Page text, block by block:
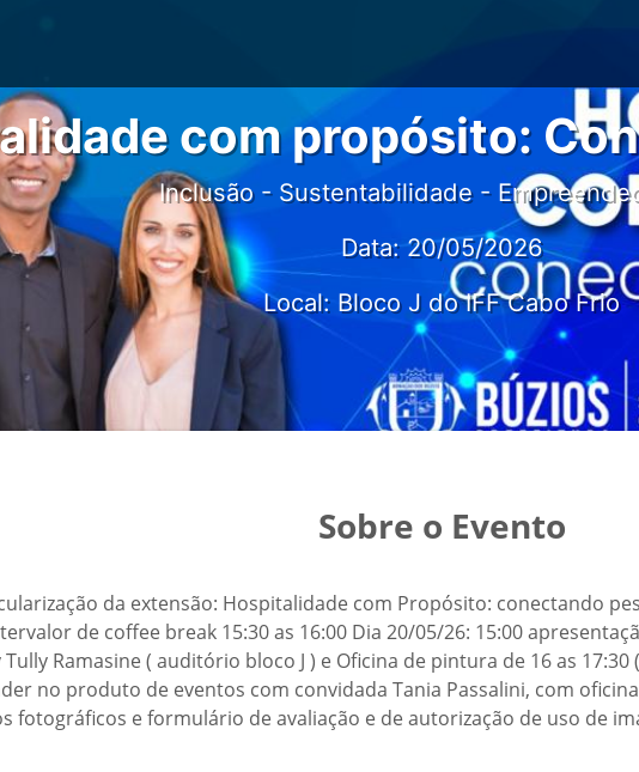
com propósito:
Inclusão - Sustentabilidade -
Data: 20/05/2026
Local: Bloco J do IFF Cabo Frio
Sobre o Evento
da extensão: Hospitalidade com Propósito: conectando
de coffee break 15:30 as 16:00 Dia 20/05/26: 15:00
Ramasine ( auditório bloco J ) e Oficina de pintura de 16 as 17:30
no produto de eventos com convidada Tania Passalini, com
fotográficos e formulário de avaliação e de autorização de uso de